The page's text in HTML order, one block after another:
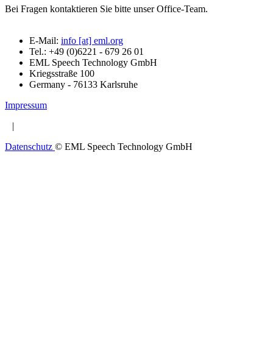
Bei Fragen kontaktieren Sie bitte unser Office-Team.
E-Mail: info [at] eml.org
Tel.: +49 (0)6221 - 679 26 01
EML Speech Technology GmbH
Kriegsstraße 100
Germany - 76133 Karlsruhe
Impressum
|
Datenschutz © EML Speech Technology GmbH